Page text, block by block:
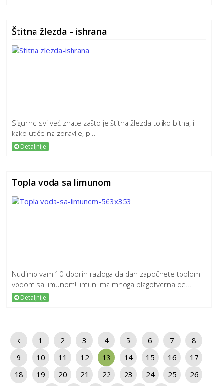
Štitna žlezda - ishrana
Sigurno svi već znate zašto je štitna žlezda toliko bitna, i
kako utiče na zdravlje, p...
Detaljnije
Topla voda sa limunom
Nudimo vam 10 dobrih razloga da dan započnete toplom
vodom sa limunom!Limun ima mnoga blagotvorna de...
Detaljnije
1 2 3 4 5 6 7
8
9
10 11 12 13 14 15 16
17
18
19 20 21 22 23 24 25
26